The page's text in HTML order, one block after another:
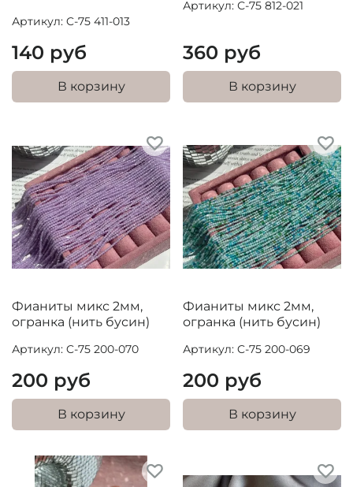
Артикул: C-75 411-013
140 руб
В корзину
Артикул: С-75 812-021
360 руб
В корзину
Фианиты микс 2мм,
огранка (нить бусин)
Артикул: C-75 200-070
200 руб
В корзину
Фианиты микс 2мм,
огранка (нить бусин)
Артикул: C-75 200-069
200 руб
В корзину